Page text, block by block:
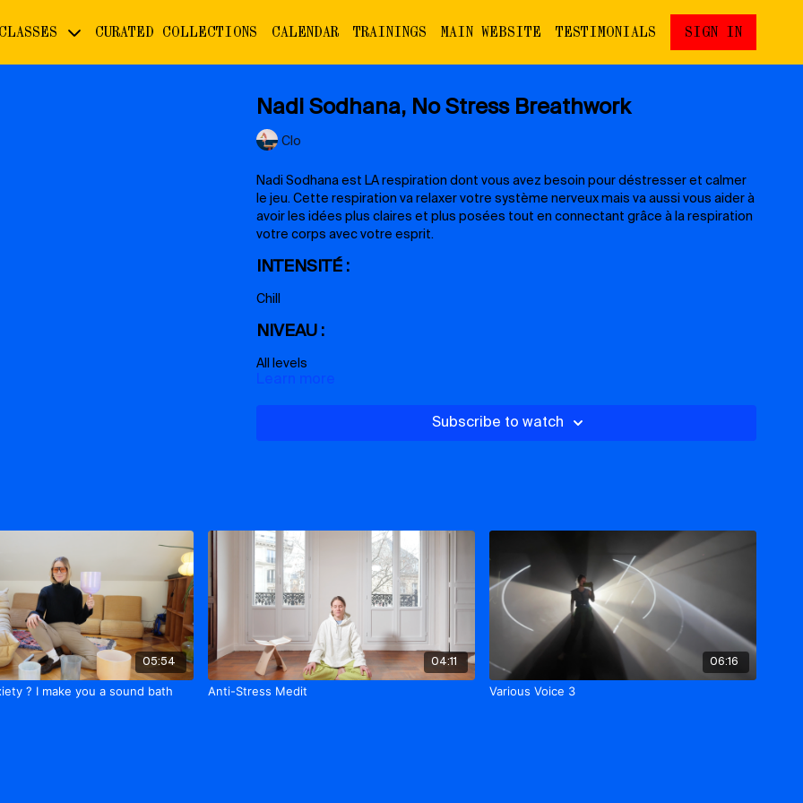
CURATED COLLECTIONS CALENDAR TRAININGS MAIN WEBSITE TESTIMONIALS SIGN IN
Nadi Sodhana, No Stress Breathwork
Clo
Nadi Sodhana est LA respiration dont vous avez besoin pour déstresser et calmer
le jeu. Cette respiration va relaxer votre système nerveux mais va aussi vous aider à
avoir les idées plus claires et plus posées tout en connectant grâce à la respiration
votre corps avec votre esprit.
INTENSITÉ :
Chill
NIVEAU :
All levels
Learn more
Subscribe to watch
05:54
? I make you a sound bath
04:11
Anti-Stress Medit
06:16
Various Voice 3